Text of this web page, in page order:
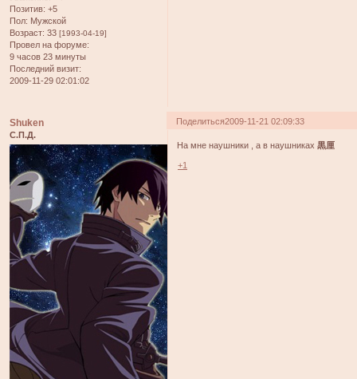
Позитив: +5
Пол: Мужской
Возраст: 33 [1993-04-19]
Провел на форуме:
9 часов 23 минуты
Последний визит:
2009-11-29 02:01:02
Поделиться2009-11-21 02:09:33
Shuken
С.П.Д.
На мне наушники , а в наушниках黒厘
+1